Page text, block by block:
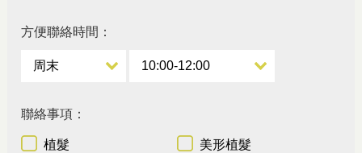
方便聯絡時間：
聯絡事項：
植髮
美形植髮